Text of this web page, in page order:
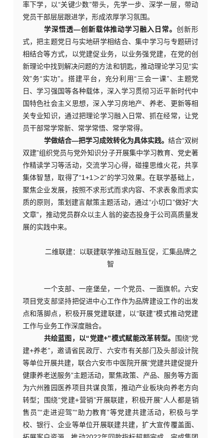
率下学，以“关键少数”带头，先学一步、深学一层，带动
党员干部层层跟进学，形成浓厚学习氛围。
学深悟透—创新载体推动学习融入日常。创新形
式，把主题党日与实地研学相结合、集中学习与专题研讨
相结合等方式，以党建促业务，以业务强党建，在党的创
新理论中找到解决问题的方法和钥匙，推动理论学习见“实
效”务“实功”。 搭建平台，充分利用“三会一课”、主题党
日、学习强国等各种载体，深入学习贯彻习近平新时代中
国特色社会主义思想，深入学习房地产、养老、更新等相
关专业知识，通过把理论学习融入日常、抓在经常，让党
员干部常学常新、常学常悟、常学常得。
学做结合—把学习成效转化为具体实践。结合“双树
双建”组织党员与党外知识分子开展集中学习教育、党史著
作精读学习等活动， 交流学习心得，碰撞思维火花，共享
集体智慧，取得了“1+1＞2”的学习效果。在联学基础上，
聚焦企业发展，按照不求形式而求内容、不求表象而求实
质的原则， 策划建言献策主题活动，通过“小切口”做好“大
文章”，推动党员群众以主人翁的姿态投身于公司高质量发
展的实践中来。
二维联建：以联建联学推动互融互促，汇集品牌之
智
一个支部、一座堡垒，一个党员、一面旗帜。六安
项目党支部坚持把促进中心工作作为品牌建设工作的出发
点和落脚点，积极开展党建联建，以“联建”模式推动党建
工作与业务工作深度融合。
共绘蓝图，以“党建+”模式赋能改革转型。 围绕“党
建+养老”，邀请省民政厅、六安市有关部门及头部设计院
等单位开展共建，联合六安市中医院开展“党建共建促提升
健康养老送服务”主题活动，聚焦政策、产品、服务等方面
为六州雅园医养项目共谋良策，推动产业板块向养老方向
转型；围绕“党建+营销”开展联建，积极开展“人人都是销
售员”“走进迎驾”“助力教育”等党建共建活动，积极与学
校、银行、企业等单位开展联建共建，扩大宣传覆盖面、